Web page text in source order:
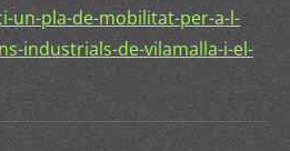
un-pla-de-mobilitat-per-a-l-
industrials-de-vilamalla-i-el-